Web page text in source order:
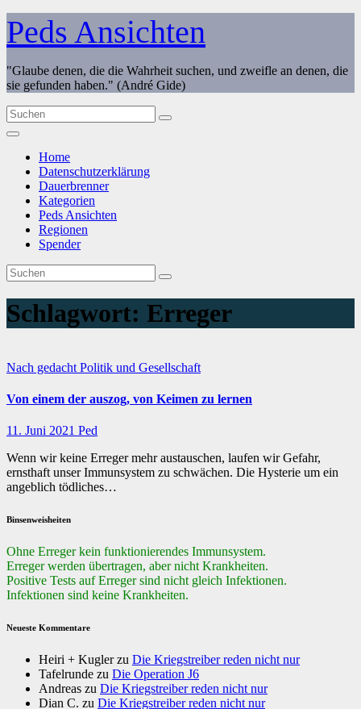
Zum
Inhalt
springen
Peds Ansichten
"Glaube denen, die die Wahrheit suchen, und zweifle an denen, die
sie gefunden haben." (André Gide)
Home
Datenschutzerklärung
Dauerbrenner
Kategorien
Peds Ansichten
Regionen
Spender
Schlagwort: Erreger
Nach gedacht Politik und Gesellschaft
Von einem der auszog, von Keimen zu lernen
11. Juni 2021 Ped
Wenn wir keine Erreger mehr austauschen, laufen wir Gefahr,
ernsthaft unser Immunsystem zu schwächen. Die Hysterie um ein
angeblich tödliches…
Binsenweisheiten
Ohne Erreger kein funktionierendes Immunsystem.
Erreger werden übertragen, aber nicht Krankheiten.
Positive Tests auf Erreger sind nicht gleich Infektionen.
Infektionen sind keine Krankheiten.
Neueste Kommentare
Heiri + Kuglerzu Die Kriegstreiber reden nicht nur
Tafelrunde zu Die Operation J6
Andreas zu Die Kriegstreiber reden nicht nur
Dian C. zu Die Kriegstreiber reden nicht nur